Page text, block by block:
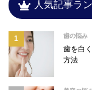
人気記事ラ
歯の悩み
歯を白
方法